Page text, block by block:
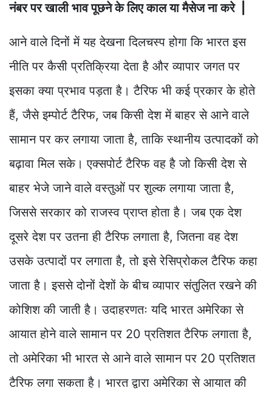
नंबर पर खाली भाव पूछने के लिए काल या मैसेज ना करे |
आने वाले दिनों में यह देखना दिलचस्प होगा कि भारत इस
नीति पर कैसी प्रतिक्रिया देता है और व्यापार जगत पर
इसका क्या प्रभाव पड़ता है। टैरिफ भी कई प्रकार के होते
हैं, जैसे इम्पोर्ट टैरिफ, जब किसी देश में बाहर से आने वाले
सामान पर कर लगाया जाता है, ताकि स्थानीय उत्पादकों को
बढ़ावा मिल सके। एक्सपोर्ट टैरिफ वह है जो किसी देश से
बाहर भेजे जाने वाले वस्तुओं पर शुल्क लगाया जाता है,
जिससे सरकार को राजस्व प्राप्त होता है। जब एक देश
दूसरे देश पर उतना ही टैरिफ लगाता है, जितना वह देश
उसके उत्पादों पर लगाता है, तो इसे रेसिप्रोकल टैरिफ कहा
जाता है। इससे दोनों देशों के बीच व्यापार संतुलित रखने की
कोशिश की जाती है। उदाहरणतः यदि भारत अमेरिका से
आयात होने वाले सामान पर 20 प्रतिशत टैरिफ लगाता है,
तो अमेरिका भी भारत से आने वाले सामान पर 20 प्रतिशत
टैरिफ लगा सकता है। भारत द्वारा अमेरिका से आयात की